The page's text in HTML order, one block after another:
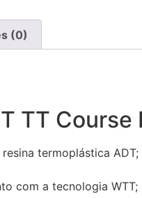
(0)
TT Course
termoplástica ADT;
com a tecnologia WTT;